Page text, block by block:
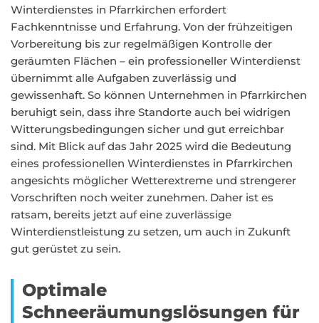
Winterdienstes in Pfarrkirchen erfordert
Fachkenntnisse und Erfahrung. Von der frühzeitigen
Vorbereitung bis zur regelmäßigen Kontrolle der
geräumten Flächen – ein professioneller Winterdienst
übernimmt alle Aufgaben zuverlässig und
gewissenhaft. So können Unternehmen in Pfarrkirchen
beruhigt sein, dass ihre Standorte auch bei widrigen
Witterungsbedingungen sicher und gut erreichbar
sind. Mit Blick auf das Jahr 2025 wird die Bedeutung
eines professionellen Winterdienstes in Pfarrkirchen
angesichts möglicher Wetterextreme und strengerer
Vorschriften noch weiter zunehmen. Daher ist es
ratsam, bereits jetzt auf eine zuverlässige
Winterdienstleistung zu setzen, um auch in Zukunft
gut gerüstet zu sein.
Optimale
Schneeräumungslösungen für